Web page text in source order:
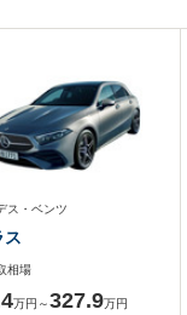
ス・ベンツ
ス
相場
万円～327.9万円